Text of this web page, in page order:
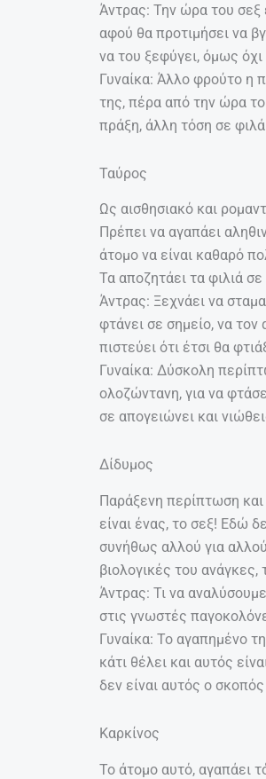
Άντρας: Την ώρα του σεξ
αφού θα προτιμήσει να
να του ξεφύγει, όμως
Γυναίκα: Άλλο φρούτο η
της, πέρα από την ώρα
πράξη, άλλη τόση σε
Ταύρος
Ως αισθησιακό και
Πρέπει να αγαπάει
άτομο να είναι καθαρό
Τα αποζητάει τα φιλιά
Άντρας: Ξεχνάει να
φτάνει σε σημείο, να τον
πιστεύει ότι έτσι θα
Γυναίκα: Δύσκολη
ολοζώντανη, για να
σε απογειώνει και
Δίδυμος
Παράξενη περίπτωση
είναι ένας, το σεξ! Εδώ
συνήθως αλλού για
βιολογικές του
Άντρας: Τι να
στις γνωστές
Γυναίκα: Το αγαπημένο
κάτι θέλει και αυτός
δεν είναι αυτός ο
Καρκίνος
Το άτομο αυτό, αγαπάει